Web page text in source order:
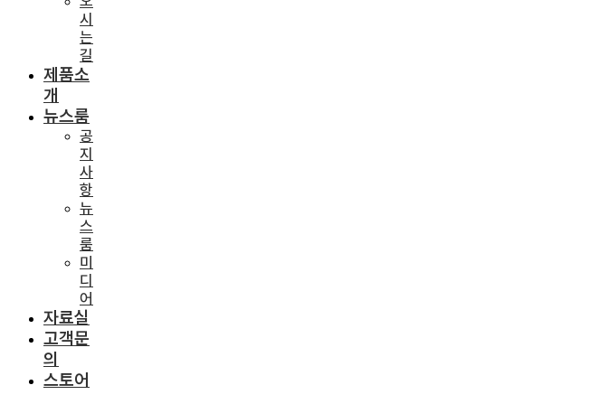
시
는
길
제품소
개
뉴스룸
공
지
사
항
뉴
스
룸
미
디
어
자료실
고객문
의
스토어